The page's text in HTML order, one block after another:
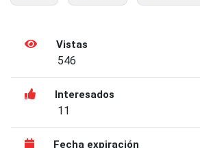
Vistas
546
Interesados
11
Fecha expiración